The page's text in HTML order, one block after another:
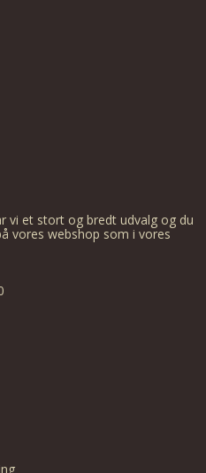
vi et stort og bredt udvalg og du
vores webshop som i vores